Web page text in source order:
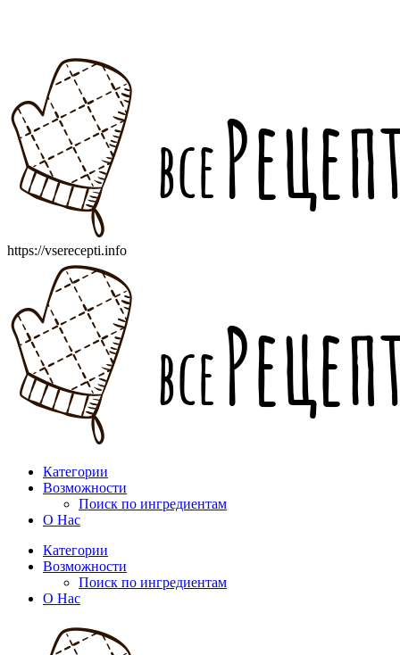
https://vserecepti.info
Категории
Возможности
Поиск по ингредиентам
О Нас
Категории
Возможности
Поиск по ингредиентам
О Нас